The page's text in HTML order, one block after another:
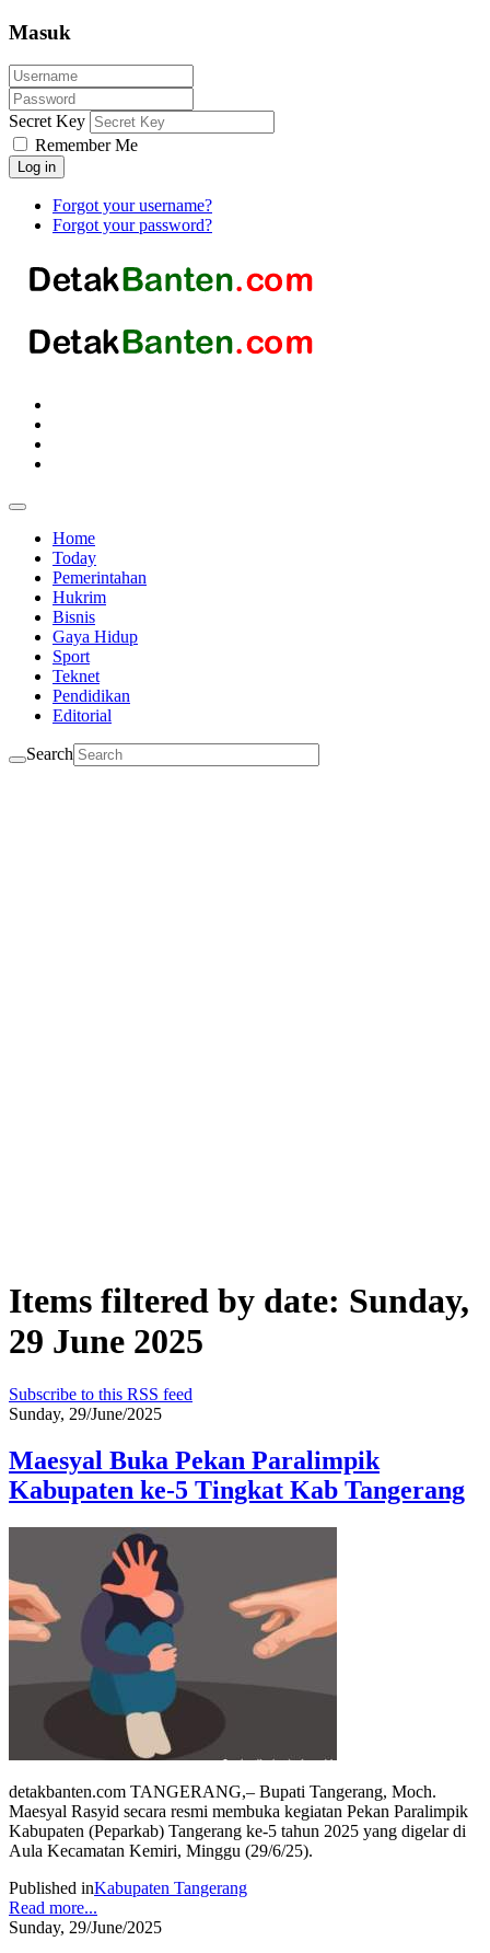
Masuk
Secret Key
Remember Me
Log in
Forgot your username?
Forgot your password?
Home
Today
Pemerintahan
Hukrim
Bisnis
Gaya Hidup
Sport
Teknet
Pendidikan
Editorial
Search
Items filtered by date: Sunday,
29 June 2025
Subscribe to this RSS feed
Sunday, 29/June/2025
Maesyal Buka Pekan Paralimpik
Kabupaten ke-5 Tingkat Kab Tangerang
detakbanten.com TANGERANG,– Bupati Tangerang, Moch.
Maesyal Rasyid secara resmi membuka kegiatan Pekan Paralimpik
Kabupaten (Peparkab) Tangerang ke-5 tahun 2025 yang digelar di
Aula Kecamatan Kemiri, Minggu (29/6/25).
Published inKabupaten Tangerang
Read more...
Sunday, 29/June/2025